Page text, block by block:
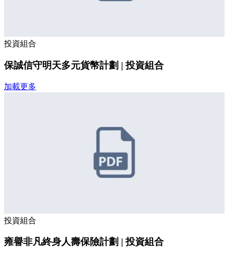
投資組合
保誠信守明天多元貨幣計劃 | 投資組合
加載更多
投資組合
雍譽非凡終身人壽保險計劃 | 投資組合